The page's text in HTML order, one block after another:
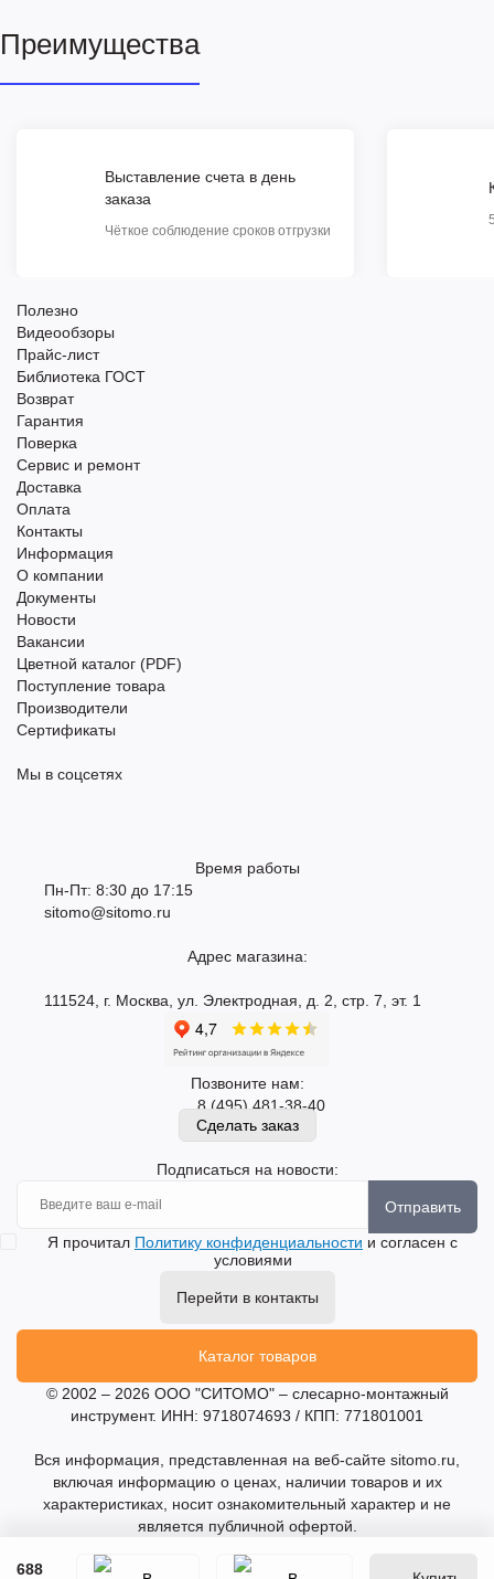
Преимущества
Выставление счета в день
заказа
Чёткое соблюдение сроков отгрузки
688
Полезно
Видеообзоры
Прайс-лист
Библиотека ГОСТ
Возврат
Гарантия
Поверка
Сервис и ремонт
Доставка
Оплата
Контакты
Информация
О компании
Документы
Новости
Вакансии
Цветной каталог (PDF)
Поступление товара
Производители
Сертификаты
Мы в соцсетях
Время работы
Пн-Пт: 8:30 до 17:15
sitomo@sitomo.ru
Адрес магазина:
111524, г. Москва, ул. Электродная, д. 2, стр. 7, эт. 1
Позвоните нам:
8 (495) 481-38-40
Сделать заказ
Подписаться на новости:
Отправить
Я прочитал Политику конфиденциальности и согласен с
условиями
Перейти в контакты
Каталог товаров
© 2002 – 2026 ООО "СИТОМО" – слесарно-монтажный
инструмент. ИНН: 9718074693 / КПП: 771801001
Вся информация, представленная на веб-сайте sitomo.ru,
включая информацию о ценах, наличии товаров и их
характеристиках, носит ознакомительный характер и не
является публичной офертой.